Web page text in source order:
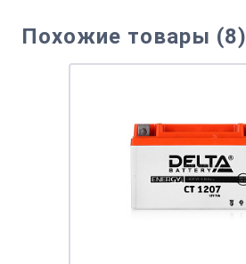
Похожие товары (8)